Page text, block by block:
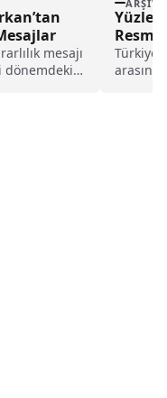
mesajı
dönemdeki
ARŞIV